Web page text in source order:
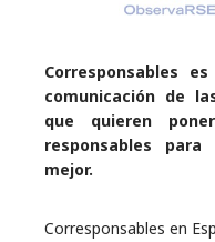
Corresponsables
comunicación de
que quieren
responsables
mejor.
Corresponsables en